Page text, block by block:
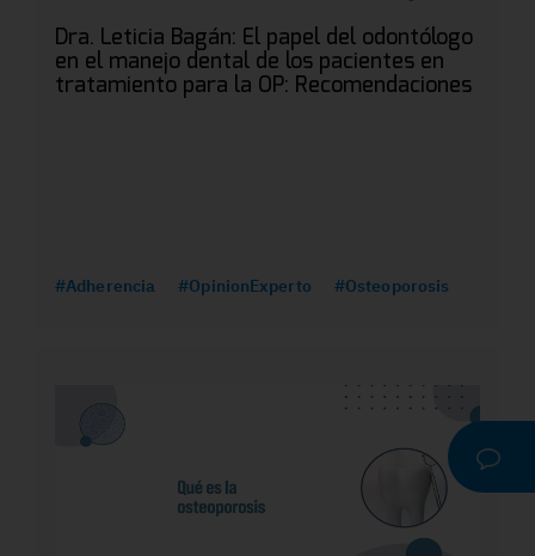
Dra. Leticia Bagán: El papel del odontólogo
en el manejo dental de los pacientes en
tratamiento para la OP: Recomendaciones
#Adherencia #OpinionExperto #Osteoporosis